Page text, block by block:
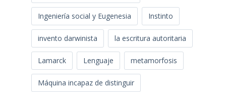
Ingeniería social y Eugenesia Instinto
invento darwinista la escritura autoritaria
Lamarck Lenguaje metamorfosis
Máquina incapaz de distinguir